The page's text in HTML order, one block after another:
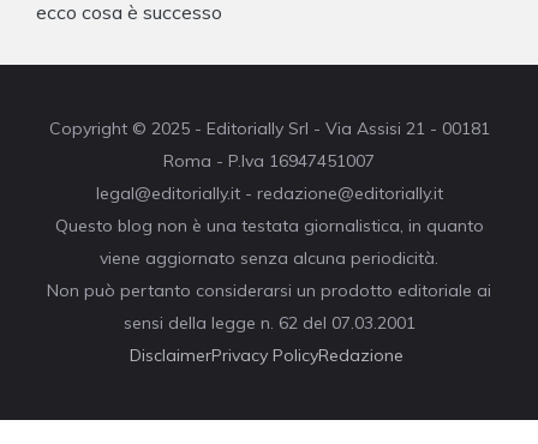
ecco cosa è successo
Copyright © 2025 - Editorially Srl - Via Assisi 21 - 00181
Roma - P.Iva 16947451007
legal@editorially.it - redazione@editorially.it
Questo blog non è una testata giornalistica, in quanto
viene aggiornato senza alcuna periodicità.
Non può pertanto considerarsi un prodotto editoriale ai
sensi della legge n. 62 del 07.03.2001
DisclaimerPrivacy PolicyRedazione